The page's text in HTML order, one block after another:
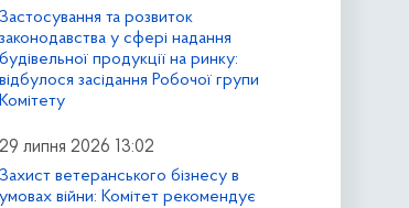
Застосування та розвиток
законодавства у сфері надання
будівельної продукції на ринку:
відбулося засідання Робочої групи
Комітету
29 липня 2026 13:02
Захист ветеранського бізнесу в
умовах війни: Комітет рекомендує